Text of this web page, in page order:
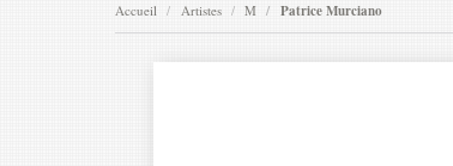
Accueil Artistes M Patrice Murciano